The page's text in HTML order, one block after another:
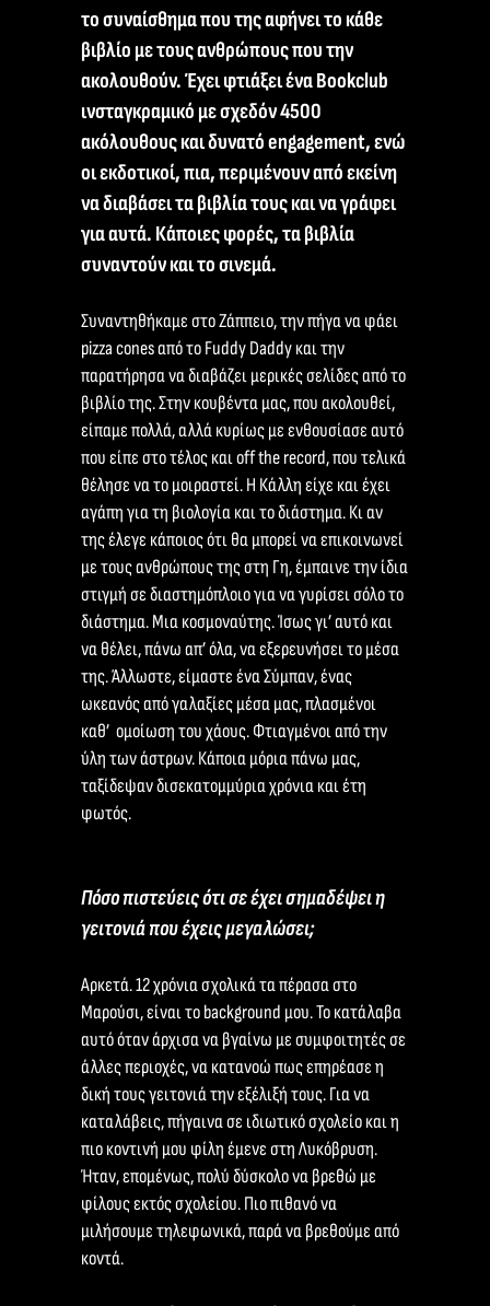
το συναίσθημα που της αφήνει το κάθε
βιβλίο με τους ανθρώπους που την
ακολουθούν. Έχει φτιάξει ένα Bookclub
ινσταγκραμικό με σχεδόν 4500
ακόλουθους και δυνατό engagement, ενώ
οι εκδοτικοί, πια, περιμένουν από εκείνη
να διαβάσει τα βιβλία τους και να γράφει
για αυτά. Κάποιες φορές, τα βιβλία
συναντούν και το σινεμά.
Συναντηθήκαμε στο Ζάππειο, την πήγα να φάει
pizza cones από το Fuddy Daddy και την
παρατήρησα να διαβάζει μερικές σελίδες από το
βιβλίο της. Στην κουβέντα μας, που ακολουθεί,
είπαμε πολλά, αλλά κυρίως με ενθουσίασε αυτό
που είπε στο τέλος και off the record, που τελικά
θέλησε να το μοιραστεί. Η Κάλλη είχε και έχει
αγάπη για τη βιολογία και το διάστημα. Κι αν
της έλεγε κάποιος ότι θα μπορεί να επικοινωνεί
με τους ανθρώπους της στη Γη, έμπαινε την ίδια
στιγμή σε διαστημόπλοιο για να γυρίσει σόλο το
διάστημα. Μια κοσμοναύτης. Ίσως γι’ αυτό και
να θέλει, πάνω απ’ όλα, να εξερευνήσει το μέσα
της. Άλλωστε, είμαστε ένα Σύμπαν, ένας
ωκεανός από γαλαξίες μέσα μας, πλασμένοι
καθ’ ομοίωση του χάους. Φτιαγμένοι από την
ύλη των άστρων. Κάποια μόρια πάνω μας,
ταξίδεψαν δισεκατομμύρια χρόνια και έτη
φωτός.
Πόσο πιστεύεις ότι σε έχει σημαδέψει η
γειτονιά που έχεις μεγαλώσει;
Αρκετά. 12 χρόνια σχολικά τα πέρασα στο
Μαρούσι, είναι το background μου. Το κατάλαβα
αυτό όταν άρχισα να βγαίνω με συμφοιτητές σε
άλλες περιοχές, να κατανοώ πως επηρέασε η
δική τους γειτονιά την εξέλιξή τους. Για να
καταλάβεις, πήγαινα σε ιδιωτικό σχολείο και η
πιο κοντινή μου φίλη έμενε στη Λυκόβρυση.
Ήταν, επομένως, πολύ δύσκολο να βρεθώ με
φίλους εκτός σχολείου. Πιο πιθανό να
μιλήσουμε τηλεφωνικά, παρά να βρεθούμε από
κοντά.